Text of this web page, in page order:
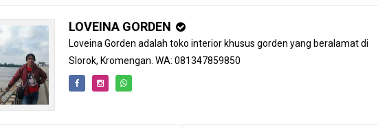
LOVEINA GORDEN
Loveina Gorden adalah toko interior khusus gorden yang beralamat di
Slorok, Kromengan. WA: 081347859850